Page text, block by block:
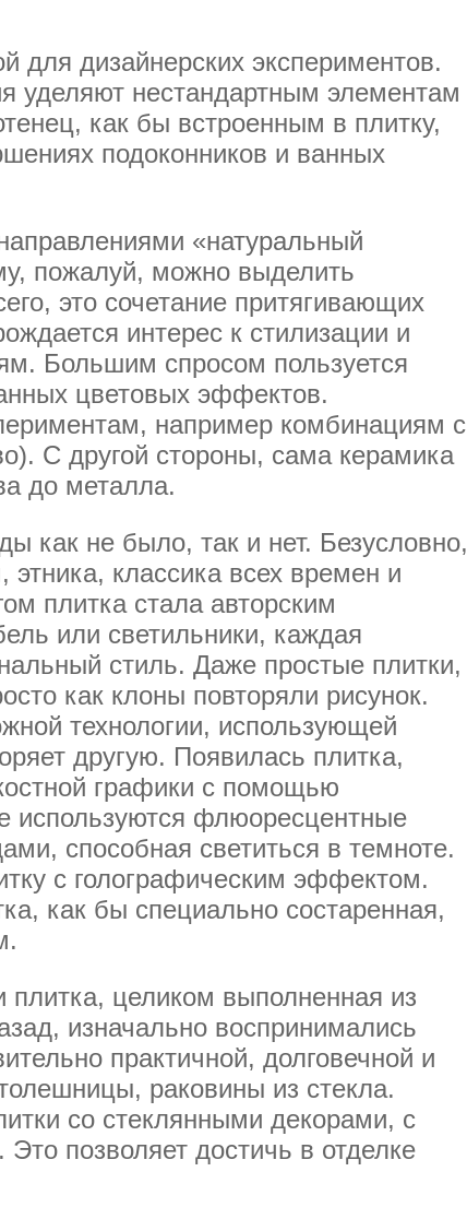
для дизайнерских экспериментов.
уделяют нестандартным элементам
как бы встроенным в плитку,
подоконников и ванных
«натуральный
пожалуй, можно выделить
это сочетание притягивающих
интерес к стилизации и
Большим спросом пользуется
цветовых эффектов.
например комбинациям с
С другой стороны, сама керамика
до металла.
как не было, так и нет. Безусловно,
классика всех времен и
плитка стала авторским
или светильники, каждая
стиль. Даже простые плитки,
как клоны повторяли рисунок.
технологии, использующей
другую. Появилась плитка,
графики с помощью
используются флюоресцентные
способная светиться в темноте.
с голографическим эффектом.
как бы специально состаренная,
целиком выполненная из
изначально воспринимались
практичной, долговечной и
раковины из стекла.
со стеклянными декорами, с
позволяет достичь в отделке